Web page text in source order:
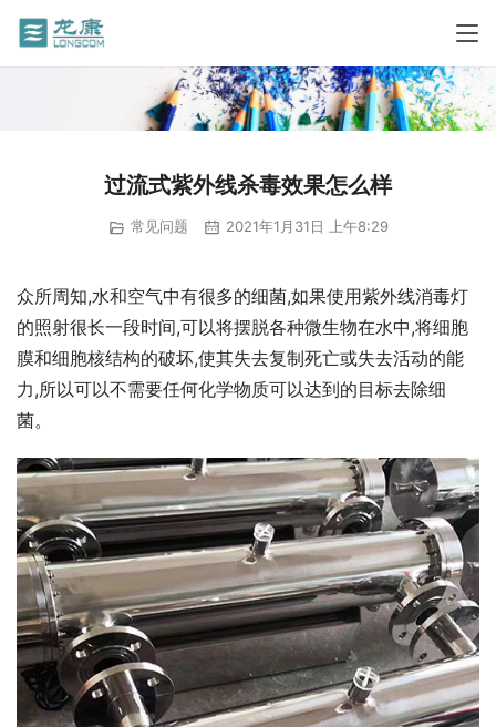
过流式紫外线杀毒效果怎么样
常见问题 2021年1月31日 上午8:29
众所周知,水和空气中有很多的细菌,如果使用紫外线消毒灯
的照射很长一段时间,可以将摆脱各种微生物在水中,将细胞
膜和细胞核结构的破坏,使其失去复制死亡或失去活动的能
力,所以可以不需要任何化学物质可以达到的目标去除细
菌。